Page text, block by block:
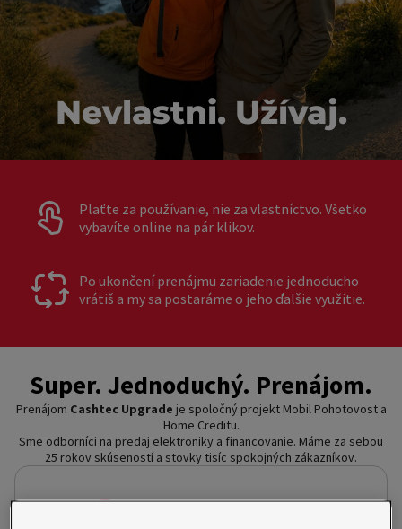
Nevlastni. Užívaj.
Plaťte za používanie, nie za vlastníctvo. Všetko
vybavíte online na pár klikov.
Po ukončení prenájmu zariadenie jednoducho
vrátiš a my sa postaráme o jeho ďalšie využitie.
Super. Jednoduchý. Prenájom.
Prenájom Cashtec Upgrade je spoločný projekt Mobil Pohotovost a
Home Creditu.
Sme odborníci na predaj elektroniky a financovanie. Máme za sebou
25 rokov skúseností a stovky tisíc spokojných zákazníkov.